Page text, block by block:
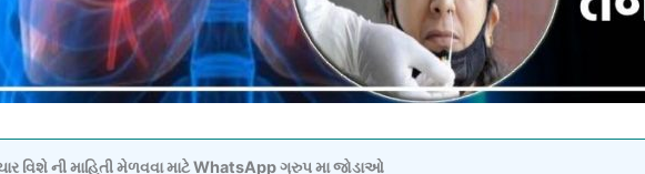
વિશે ની માહિતી મેળવવા માટે WhatsApp ગ્રુપ મા જોડાઓ